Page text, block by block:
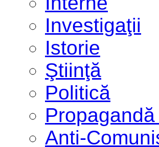
Investigaţii
Istorie
Ştiinţă
Politică
Anti-